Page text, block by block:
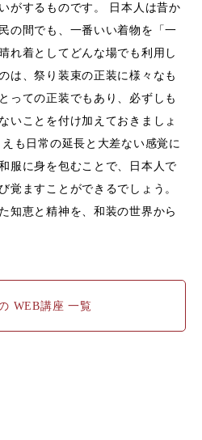
がするものです。 日本人は昔か
の間でも、一番いい着物を「一
れ着としてどんな場でも利用し
は、祭り装束の正装に様々なも
っての正装でもあり、必ずしも
いことを付け加えておきましょ
も日常の延長と大差ない感覚に
服に身を包むことで、日本人で
覚ますことができるでしょう。
知恵と精神を、和装の世界から
WEB講座 一覧